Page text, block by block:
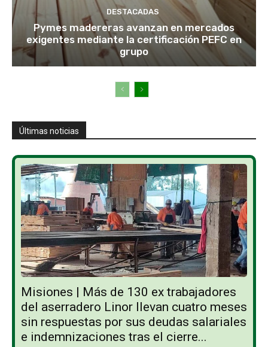
DESTACADAS
Pymes madereras avanzan en mercados
exigentes mediante la certificación PEFC en
grupo
Últimas noticias
Misiones | Más de 130 ex trabajadores
del aserradero Linor llevan cuatro meses
sin respuestas por sus deudas salariales
e indemnizaciones tras el cierre...